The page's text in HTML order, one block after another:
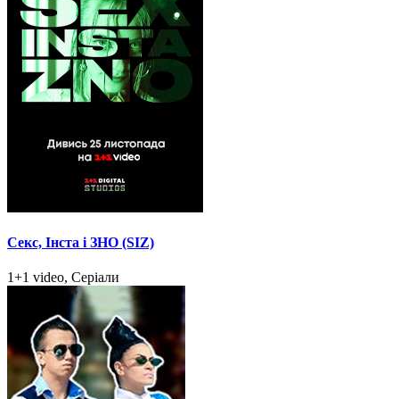
Секс, Інста і ЗНО (SIZ)
1+1 video, Серіали